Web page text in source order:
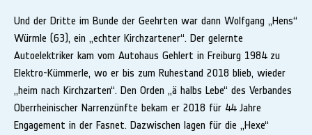
Und der Dritte im Bunde der Geehrten war dann Wolfgang „Hens“
Würmle (63), ein „echter Kirchzartener“. Der gelernte
Autoelektriker kam vom Autohaus Gehlert in Freiburg 1984 zu
Elektro-Kümmerle, wo er bis zum Ruhestand 2018 blieb, wieder
„heim nach Kirchzarten“. Den Orden „ä halbs Lebe“ des Verbandes
Oberrheinischer Narrenzünfte bekam er 2018 für 44 Jahre
Engagement in der Fasnet. Dazwischen lagen für die „Hexe“